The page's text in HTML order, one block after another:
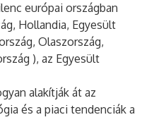
európai országban
Hollandia, Egyesült
Olaszország,
), az Egyesült
alakítják át az
és a piaci tendenciák a